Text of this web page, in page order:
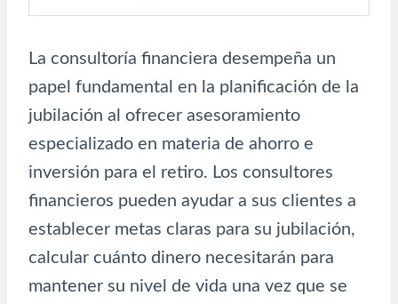
La consultoría financiera desempeña un
papel fundamental en la planificación de la
jubilación al ofrecer asesoramiento
especializado en materia de ahorro e
inversión para el retiro. Los consultores
financieros pueden ayudar a sus clientes a
establecer metas claras para su jubilación,
calcular cuánto dinero necesitarán para
mantener su nivel de vida una vez que se